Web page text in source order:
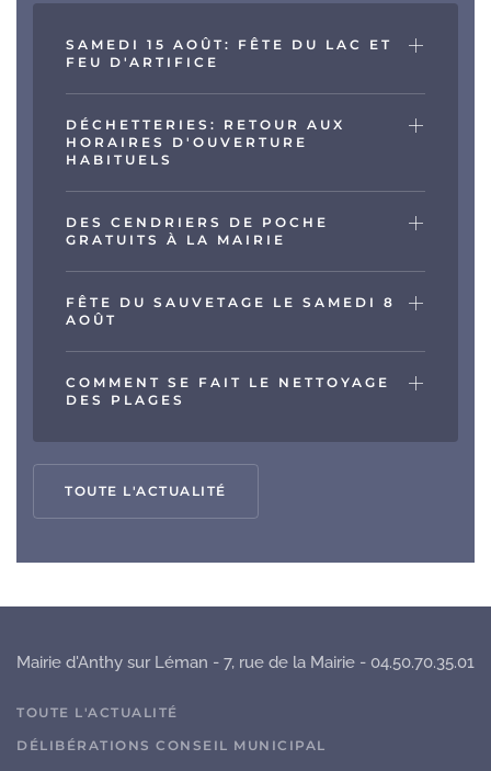
SAMEDI 15 AOÛT: FÊTE DU LAC ET
FEU D'ARTIFICE
DÉCHETTERIES: RETOUR AUX
HORAIRES D'OUVERTURE
HABITUELS
DES CENDRIERS DE POCHE
GRATUITS À LA MAIRIE
FÊTE DU SAUVETAGE LE SAMEDI 8
AOÛT
COMMENT SE FAIT LE NETTOYAGE
DES PLAGES
TOUTE L'ACTUALITÉ
Mairie d'Anthy sur Léman - 7, rue de la Mairie - 04.50.70.35.01
TOUTE L'ACTUALITÉ
DÉLIBÉRATIONS CONSEIL MUNICIPAL